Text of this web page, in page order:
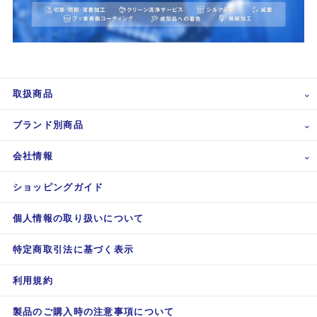
取扱商品
ブランド別商品
会社情報
ショッピングガイド
個人情報の取り扱いについて
特定商取引法に基づく表示
利用規約
製品のご購入時の注意事項について